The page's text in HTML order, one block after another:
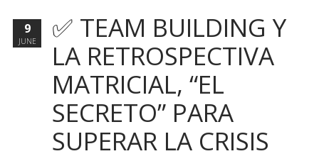
✅ TEAM BUILDING Y
LA RETROSPECTIVA
MATRICIAL, “EL
SECRETO” PARA
SUPERAR LA CRISIS
9
JUNE